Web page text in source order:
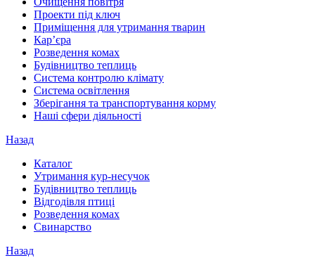
Проекти під ключ
Приміщення для утримання тварин
Кар’єра
Розведення комах
Будівництво теплиць
Система контролю клімату
Система освітлення
Зберігання та транспортування корму
Наші сфери діяльності
Назад
Каталог
Утримання кур-несучок
Будівництво теплиць
Відгодівля птиці
Розведення комах
Свинарство
Назад